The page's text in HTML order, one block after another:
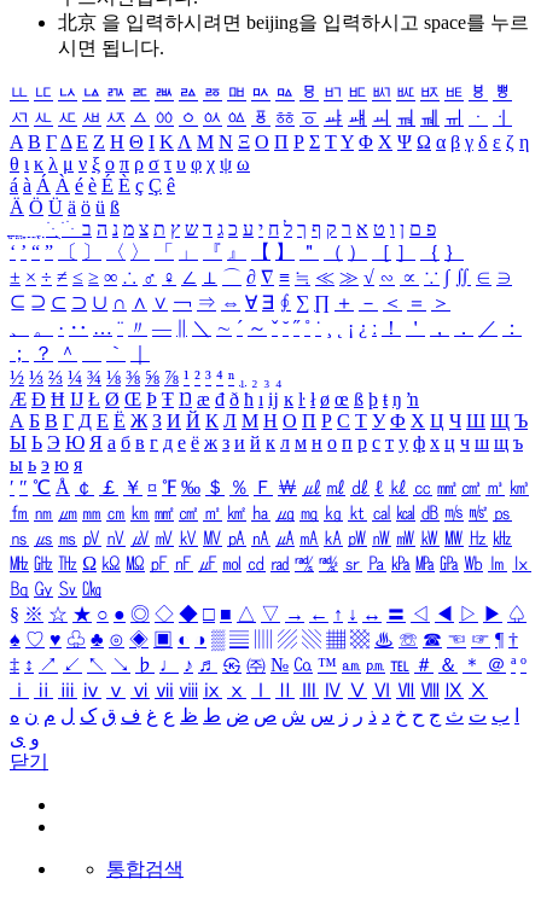
北京 을 입력하시려면 beijing을 입력하시고 space를 누르
시면 됩니다.
ㅥ ㅦ ㅧ ㅨ ㅩ ㅪ ㅫ ㅬ ㅭ ㅮ ㅯ ㅰ ㅱ ㅲ ㅳ ㅴ ㅵ ㅶ ㅷ ㅸ
ㅹ
ㅺ ㅻ ㅼ ㅽ ㅾ ㅿ ㆀ ㆁ ㆂ ㆃ ㆄ ㆅ ㆆ ㆇ ㆈ ㆉ ㆊ ㆋ ㆌ ㆍ
ㆎ
Α Β ΓΔ Ε Ζ Η Θ Ι ΚΛ Μ Ν Ξ Ο Π Ρ Σ ΤΥ Φ Χ Ψ Ω α β γ δ ε ζ η
θ ι κ λ μ ν ξ ο π ρ σ τ υ φ χ ψ ω
á à Á À é è É È ç Ç ê
Ä Ö Ü ä ö ü ß
ִֶֹ ֻּ ׁׂ פ ם ן ו ט א ר ק ף ך ל ח י ע כ ג ד ש ץ ת צ מ נ ה ב
‘ ’ “ ” 〔 〕 〈 〉 「 」 『 』 【 】 ＂ （ ） ［ ］ ｛ ｝
± × ÷ ≠ ≤ ≥ ∞ ∴ ♂ ♀ ∠ ⊥ ⌒ ∂ ∇ ≡ ≒ ≪ ≫ √ ∽ ∝ ∵ ∫ ∬ ∈ ∋
⊆ ⊇ ⊂ ⊃ ∪ ∩ ∧ ∨ ￢ ⇒ ⇔ ∀ ∃ ∮ ∑ ∏ ＋ － ＜ ＝
＞
、
。 · ‥ … ¨ 〃 ― ＼ ∼ ´ ～ ˇ ˘ ˝ ˚ ˙ ¸ ¡ ¿ ː ！ ＇ ， ． ／
：
；
？ ＾ ｀
½ ⅓ ⅔ ¼ ¾ ⅛ ⅜ ⅝ ⅞ ¹ ² ³ ⁴ ⁿ ₁ ₂ ₃ ₄
Æ Ð Ħ Ĳ Ł Ø Œ Þ Ŧ Ŋ æ đ ð ħ ı ĳ ĸ ŀ ł ø œ ß þ ŧ ŋ ŉ
А Б В Г Д Е Ё Ж З И Й К Л М Н О П Р С Т У Ф Х Ц Ч Ш Щ Ъ
Ы Ь Э Ю Я а б в г д е ё ж з и й к л м н о п р с т у ф х ц ч ш щ ъ
ы ь э ю я
′ ″ ℃ Å ￠ ￡ ￥ ¤ ℉ ‰ ＄ ％ Ｆ ￦ ㎕ ㎖ ㎗ ℓ ㎘ ㏄ ㎣ ㎤ ㎥ ㎦
㎙ ㎚ ㎛ ㎜ ㎝ ㎞ ㎟ ㎠ ㎡ ㎢ ㏊ ㎍ ㎎ ㎏ ㏏ ㎈ ㎉ ㏈ ㎧ ㎨ ㎰
㎱ ㎲ ㎳ ㎴ ㎵ ㎶ ㎷ ㎸ ㎹ ㎀ ㎁ ㎂ ㎃ ㎄ ㎺ ㎻ ㎽ ㎾ ㎿ ㎐ ㎑
㎒ ㎓ ㎔ Ω ㏀ ㏁ ㎊ ㎋ ㎌ ㏖ ㏅ ㎭ ㎮ ㎯ ㏛ ㎩ ㎪ ㎫ ㎬ ㏝ ㏐
㏓
㏃ ㏉ ㏜ ㏆
§ ※ ☆ ★ ○ ● ◎ ◇ ◆ □ ■ △ ▽ → ← ↑ ↓ ↔ 〓 ◁ ◀ ▷ ▶ ♤
♠ ♡ ♥ ♧ ♣ ⊙ ◈ ▣ ◐ ◑ ▒ ▤ ▨ ▧ ▦ ▩ ♨ ☏ ☎ ☜ ☞ ¶ †
‡ ↕ ↗ ↙ ↖ ↘ ♭ ♩ ♪ ♬ ㉿ ㈜ № ㏇ ™ ㏂ ㏘ ℡ ＃ ＆ ＊ ＠ ª º
ⅰ
ⅱ ⅲ ⅳ ⅴ ⅵ ⅶ ⅷ ⅸ ⅹ Ⅳ Ⅴ Ⅵ Ⅶ Ⅷ Ⅸ Ⅹ
ب ت ث ج ح خ د ذ ر ز س ش ص ض ط ظ ع غ ف ق ک ل م ن ه
و ی
닫기
통합검색